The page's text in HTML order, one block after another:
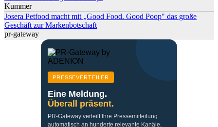
Kummer
Josera Petfood macht mit „Good Food. Good Poop" das große
Geschäft zur Markenbotschaft
pr-gateway
PRESSEVERTEILER
Eine Meldung.
Überall präsent.
PR-Gateway verteilt Ihre Pressemitteilung
automatisch an hunderte relevante Kanäle.